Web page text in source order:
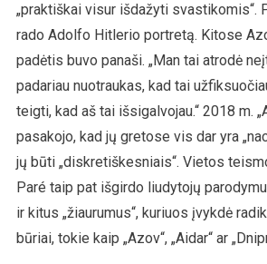
„praktiškai visur išdažyti svastikomis“.
rado Adolfo Hitlerio portretą. Kitose
padėtis buvo panaši. „Man tai atrodė
padariau nuotraukas, kad tai
teigti, kad aš tai išsigalvojau.“ 2018 m.
pasakojo, kad jų gretose vis dar yra
jų būti „diskretiškesniais“. Vietos
Paré taip pat išgirdo liudytojų
ir kitus „žiaurumus“, kuriuos įvykdė
būriai, tokie kaip „Azov“, „Aidar“ ar